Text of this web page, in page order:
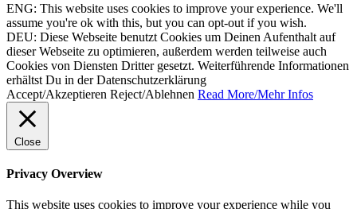
ENG: This website uses cookies to improve your experience. We'll
assume you're ok with this, but you can opt-out if you wish.
DEU: Diese Webseite benutzt Cookies um Deinen Aufenthalt auf
dieser Webseite zu optimieren, außerdem werden teilweise auch
Cookies von Diensten Dritter gesetzt. Weiterführende Informationen
erhältst Du in der Datenschutzerklärung
Accept/Akzeptieren Reject/Ablehnen Read More/Mehr Infos
Close
Privacy Overview
This website uses cookies to improve your experience while you